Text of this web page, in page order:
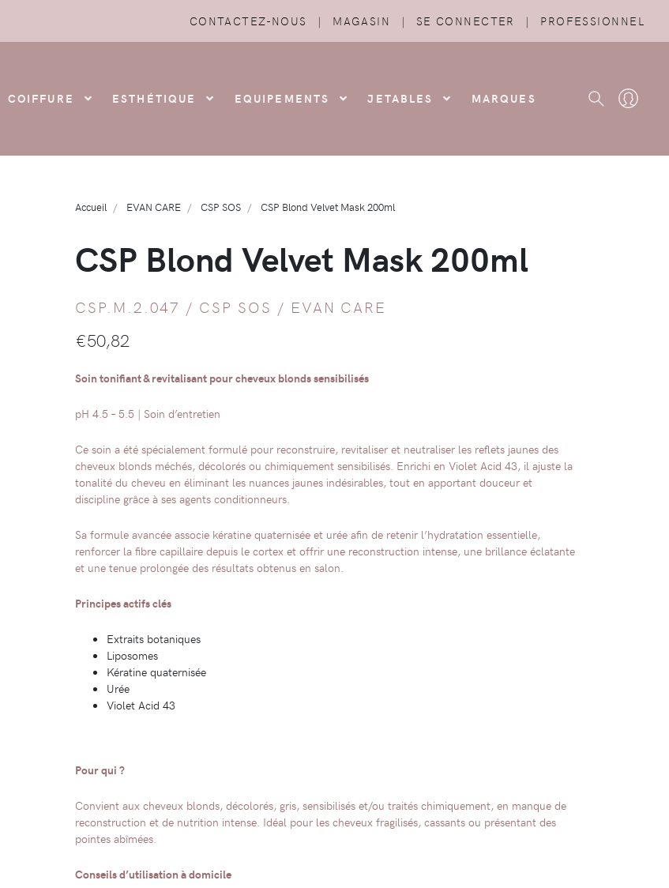
CONTACTEZ-NOUS | MAGASIN | SE CONNECTER | PROFESSIONNEL
COIFFURE ESTHÉTIQUE EQUIPEMENTS JETABLES MARQUES
Accueil EVAN CARE CSP SOS CSP Blond Velvet Mask 200ml
CSP Blond Velvet Mask 200ml
CSP.M.2.047 / CSP SOS / EVAN CARE
€50,82
Soin tonifiant & revitalisant pour cheveux blonds sensibilisés
pH 4.5 – 5.5 | Soin d’entretien
Ce soin a été spécialement formulé pour reconstruire, revitaliser et neutraliser les reflets jaunes des
cheveux blonds méchés, décolorés ou chimiquement sensibilisés. Enrichi en Violet Acid 43, il ajuste la
tonalité du cheveu en éliminant les nuances jaunes indésirables, tout en apportant douceur et
discipline grâce à ses agents conditionneurs.
Sa formule avancée associe kératine quaternisée et urée afin de retenir l’hydratation essentielle,
renforcer la fibre capillaire depuis le cortex et offrir une reconstruction intense, une brillance éclatante
et une tenue prolongée des résultats obtenus en salon.
Principes actifs clés
Extraits botaniques
Liposomes
Kératine quaternisée
Urée
Violet Acid 43
Pour qui ?
Convient aux cheveux blonds, décolorés, gris, sensibilisés et/ou traités chimiquement, en manque de
reconstruction et de nutrition intense. Idéal pour les cheveux fragilisés, cassants ou présentant des
pointes abîmées.
Conseils d’utilisation à domicile